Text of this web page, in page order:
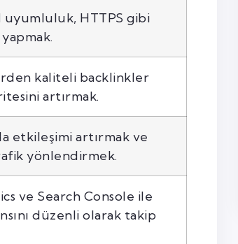
uyumluluk, HTTPS gibi
kaliteli backlinkler
artırmak.
etkileşimi artırmak ve
yönlendirmek.
ve Search Console ile
düzenli olarak takip